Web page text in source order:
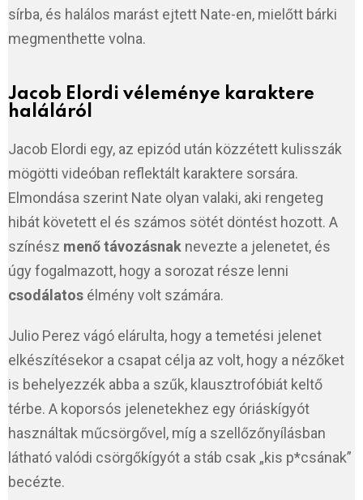
sírba, és halálos marást ejtett Nate-en, mielőtt bárki
megmenthette volna.
Jacob Elordi véleménye karaktere
haláláról
Jacob Elordi egy, az epizód után közzétett kulisszák
mögötti videóban reflektált karaktere sorsára.
Elmondása szerint Nate olyan valaki, aki rengeteg
hibát követett el és számos sötét döntést hozott. A
színész menő távozásnak nevezte a jelenetet, és
úgy fogalmazott, hogy a sorozat része lenni
csodálatos élmény volt számára.
Julio Perez vágó elárulta, hogy a temetési jelenet
elkészítésekor a csapat célja az volt, hogy a nézőket
is behelyezzék abba a szűk, klausztrofóbiát keltő
térbe. A koporsós jelenetekhez egy óriáskígyót
használtak műcsörgővel, míg a szellőzőnyílásban
látható valódi csörgőkígyót a stáb csak „kis p*csának”
becézte.